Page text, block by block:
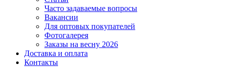
Часто задаваемые вопросы
Вакансии
Для оптовых покупателей
Фотогалерея
Заказы на весну 2026
Доставка и оплата
Контакты